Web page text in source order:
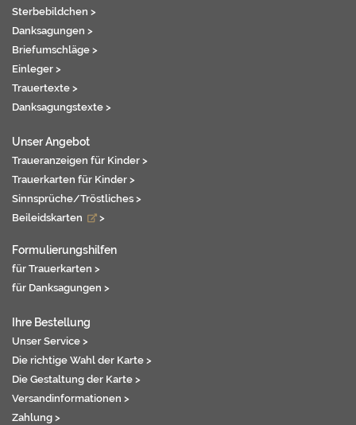
Sterbebildchen >
Danksagungen >
Briefumschläge >
Einleger >
Trauertexte >
Danksagungstexte >
Unser Angebot
Traueranzeigen für Kinder >
Trauerkarten für Kinder >
Sinnsprüche/Tröstliches >
Beileidskarten
>
Formulierungshilfen
für Trauerkarten >
für Danksagungen >
Ihre Bestellung
Unser Service >
Die richtige Wahl der Karte >
Die Gestaltung der Karte >
Versandinformationen >
Zahlung >